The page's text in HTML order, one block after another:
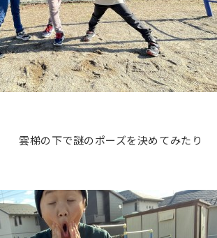
雲梯の下で謎のポーズを決めてみたり